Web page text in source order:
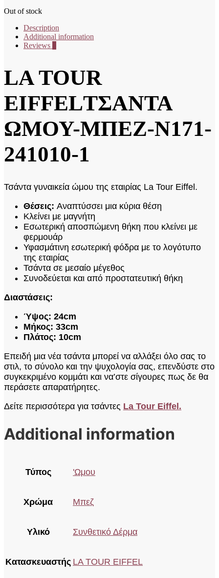
Out of stock
Description
Additional information
Reviews
LA TOUR
EIFFELΤΣΑΝΤΑ
ΩΜΟΥ-ΜΠΕΖ-Ν171-
241010-1
Τσάντα γυναικεία ώμου της εταιρίας La Tour Eiffel.
Θέσεις: Αναπτύσσει μια κύρια θέση
Κλείνει με μαγνήτη
Εσωτερική αποσπώμενη θήκη που κλείνει με
φερμουάρ
Υφασμάτινη εσωτερική φόδρα με το λογότυπο
της εταιρίας
Τσάντα σε μεσαίο μέγεθος
Συνοδεύεται και από προστατευτική θήκη
Διαστάσεις:
Ύψος: 24cm
Μήκος: 33cm
Πλάτος: 10cm
Επειδή μια νέα τσάντα μπορεί να αλλάξει όλο σας το
στιλ, το σύνολο και την ψυχολογία σας, επενδύστε στο
συγκεκριμένο κομμάτι και να’στε σίγουρες πως δε θα
περάσετε απαρατήρητες.
Δείτε περισσότερα για τσάντες La Tour Eiffel.
Additional information
Τύπος 'Ωμου
Χρώμα Μπεζ
Υλικό Συνθετικό Δέρμα
Κατασκευαστής LA TOUR EIFFEL